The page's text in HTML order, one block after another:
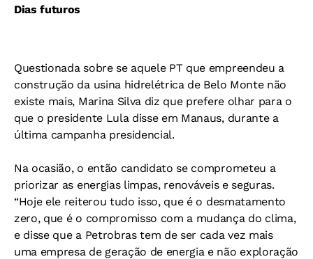
Dias futuros
Questionada sobre se aquele PT que empreendeu a
construção da usina hidrelétrica de Belo Monte não
existe mais, Marina Silva diz que prefere olhar para o
que o presidente Lula disse em Manaus, durante a
última campanha presidencial.
Na ocasião, o então candidato se comprometeu a
priorizar as energias limpas, renováveis e seguras.
“Hoje ele reiterou tudo isso, que é o desmatamento
zero, que é o compromisso com a mudança do clima,
e disse que a Petrobras tem de ser cada vez mais
uma empresa de geração de energia e não exploração